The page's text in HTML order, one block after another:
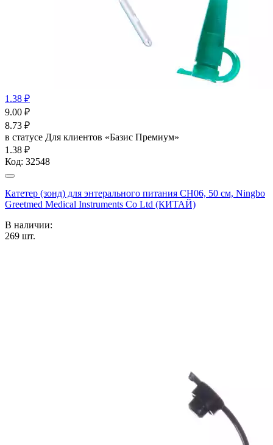
1.38 ₽
9.00 ₽
8.73 ₽
в статусе Для клиентов «Базис Премиум»
1.38 ₽
Код: 32548
Катетер (зонд) для энтерального питания СН06, 50 см, Ningbo
Greetmed Medical Instruments Co Ltd (КИТАЙ)
В наличии:
269 шт.